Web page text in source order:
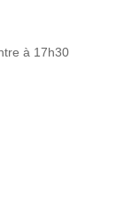
à 17h30